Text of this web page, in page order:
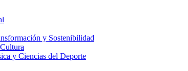
y Sostenibilidad
y Ciencias del Deporte